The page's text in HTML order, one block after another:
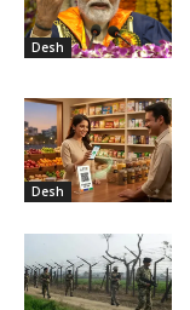
Desh
Desh